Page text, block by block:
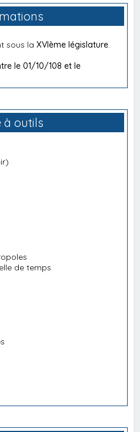
sous laXVIème législature
le 01/10/108 et le
à outils
de temps